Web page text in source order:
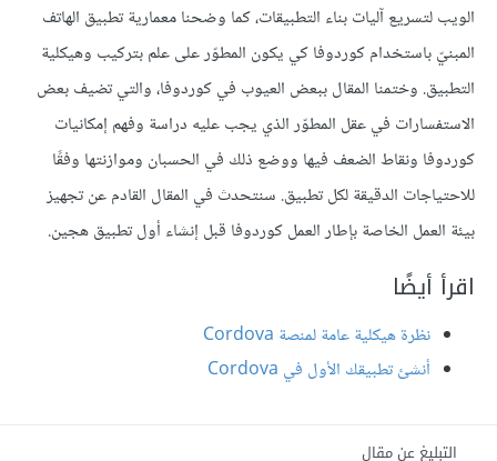
الويب لتسريع آليات بناء التطبيقات، كما وضحنا معمارية تطبيق الهاتف
المبنيّ باستخدام كوردوفا كي يكون المطوّر على علم بتركيب وهيكلية
التطبيق. وختمنا المقال ببعض العيوب في كوردوفا، والتي تضيف بعض
الاستفسارات في عقل المطوّر الذي يجب عليه دراسة وفهم إمكانيات
كوردوفا ونقاط الضعف فيها ووضع ذلك في الحسبان وموازنتها وفقًا
للاحتياجات الدقيقة لكل تطبيق. سنتحدث في المقال القادم عن تجهيز
بيئة العمل الخاصة بإطار العمل كوردوفا قبل إنشاء أول تطبيق هجين.
اقرأ أيضًا
نظرة هيكلية عامة لمنصة Cordova
أنشئ تطبيقك الأول في Cordova
التبليغ عن مقال